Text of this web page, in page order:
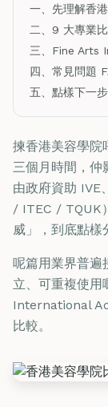
一、先理解香
二、9 大專業比
三、Fine Arts
四、常見問題
五、點樣下一
揀香港美容學
三個月時間，仲
由政府資助 IVE
/ ITEC / TQUK
威」，到底點樣
呢篇用業界普遍
立、可重複使
International
比較。